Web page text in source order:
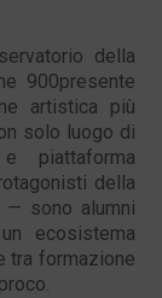
della
900presente
artistica più
solo luogo di
piattaforma
della
sono alumni
ecosistema
tra formazione